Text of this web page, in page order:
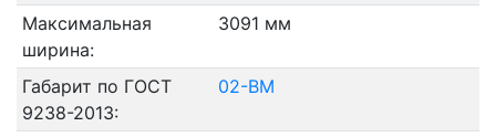
Максимальная
ширина:
3091 мм
Габарит по ГОСТ
9238-2013:
02-ВМ